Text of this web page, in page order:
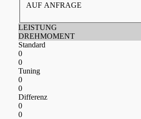
AUF ANFRAGE
LEISTUNG
DREHMOMENT
Standard
0
0
Tuning
0
0
Differenz
0
0